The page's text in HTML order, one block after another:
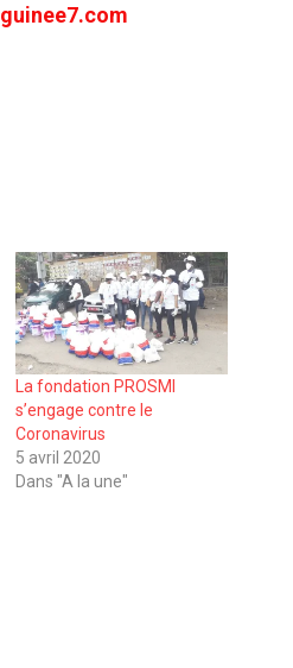
guinee7.com
La fondation PROSMI
s’engage contre le
Coronavirus
5 avril 2020
Dans "A la une"